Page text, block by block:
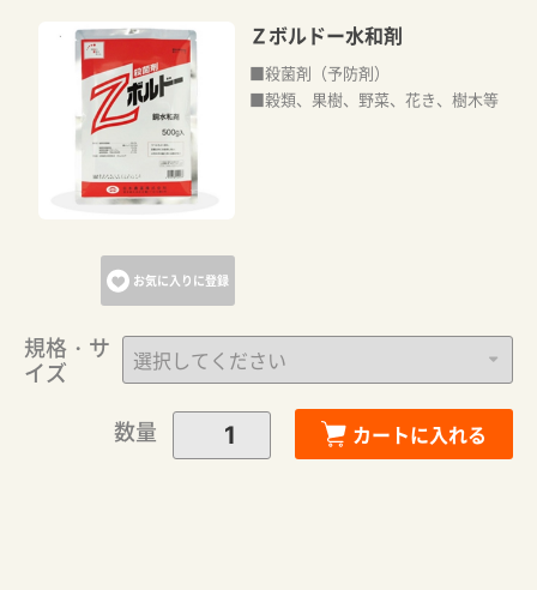
お気に入りに登録
Ｚボルドー水和剤
■殺菌剤（予防剤）
■穀類、果樹、野菜、花き、樹木等
規格・サ
イズ
数量
カートに入れる
カートに追加しました。